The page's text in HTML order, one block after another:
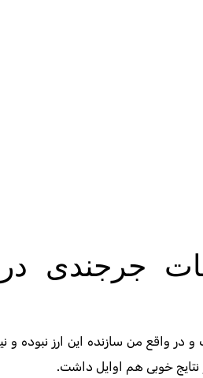
جرجندی
و در واقع من سازنده این ارز نبوده و
و نتایج خوبی هم اوایل داشت.